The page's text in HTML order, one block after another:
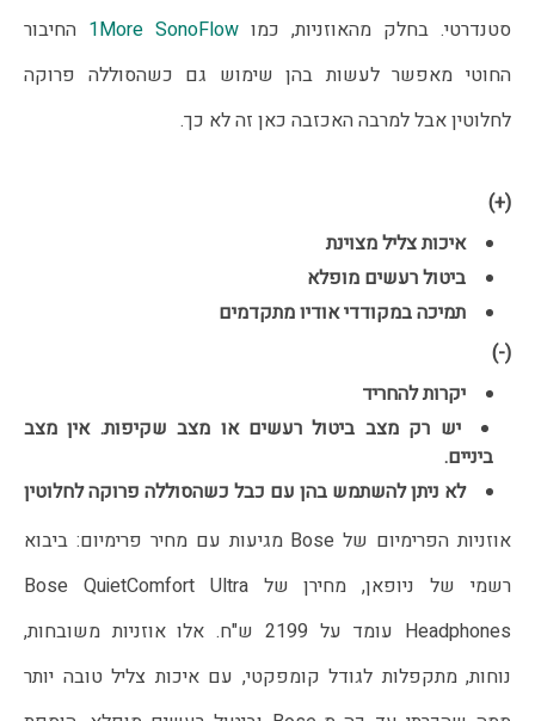
סטנדרטי. בחלק מהאוזניות, כמו 1More SonoFlow החיבור
החוטי מאפשר לעשות בהן שימוש גם כשהסוללה פרוקה
לחלוטין אבל למרבה האכזבה כאן זה לא כך.
(+)
איכות צליל מצוינת
ביטול רעשים מופלא
תמיכה במקודדי אודיו מתקדמים
(-)
יקרות להחריד
יש רק מצב ביטול רעשים או מצב שקיפות. אין מצב
ביניים.
לא ניתן להשתמש בהן עם כבל כשהסוללה פרוקה לחלוטין
אוזניות הפרימיום של Bose מגיעות עם מחיר פרימיום: ביבוא
רשמי של ניופאן, מחירן של Bose QuietComfort Ultra
Headphones עומד על 2199 ש"ח. אלו אוזניות משובחות,
נוחות, מתקפלות לגודל קומפקטי, עם איכות צליל טובה יותר